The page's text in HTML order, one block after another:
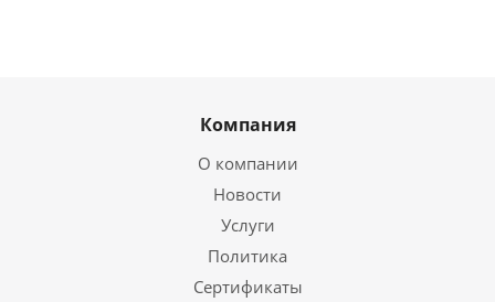
Компания
О компании
Новости
Услуги
Политика
Сертификаты